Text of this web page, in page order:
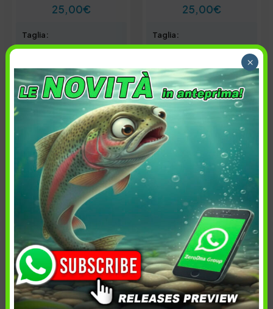
25,00€
Taglia:
Colore:
Black
Esaurito
Avvisami quando
disponibile
25,00€
Taglia:
Colore:
Black
Avvisami quando
disponibile
×